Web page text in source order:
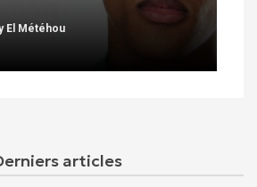
El Météhou
articles